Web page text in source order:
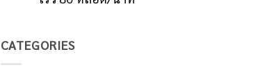
ที่
โดย
เครื่อง
CATEGORIES